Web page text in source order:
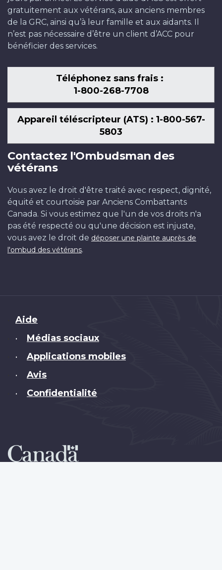
gratuitement aux vétérans, aux anciens membres
de la GRC, ainsi qu’à leur famille et aux aidants. Il
n’est pas nécessaire d’être un client d’ACC pour
bénéficier des services.
Téléphonez sans frais :
1-800-268-7708
Appareil téléscripteur (ATS) : 1-800-567-
5803
Contactez l'Ombudsman des
vétérans
Vous avez le droit d'être traité avec respect, dignité,
équité et courtoisie par Anciens Combattants
Canada. Si vous estimez que l'un de vos droits n'a
pas été respecté ou qu'une décision est injuste,
vous avez le droit de déposer une plainte auprès de
l'ombud des vétérans.
Brand
Aide
• Médias sociaux
• Applications mobiles
• Avis
• Confidentialité